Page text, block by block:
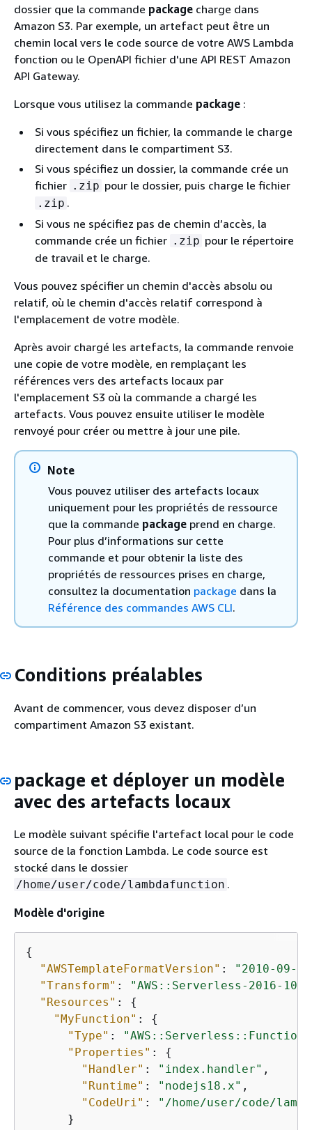
dossier que la commande package charge dans
Amazon S3. Par exemple, un artefact peut être un
chemin local vers le code source de votre AWS Lambda
fonction ou le OpenAPI fichier d'une API REST Amazon
API Gateway.
Lorsque vous utilisez la commande package :
Si vous spécifiez un fichier, la commande le charge
directement dans le compartiment S3.
Si vous spécifiez un dossier, la commande crée un
fichier .zip pour le dossier, puis charge le fichier
.zip .
Si vous ne spécifiez pas de chemin d’accès, la
commande crée un fichier .zip pour le répertoire
de travail et le charge.
Vous pouvez spécifier un chemin d'accès absolu ou
relatif, où le chemin d'accès relatif correspond à
l'emplacement de votre modèle.
Après avoir chargé les artefacts, la commande renvoie
une copie de votre modèle, en remplaçant les
références vers des artefacts locaux par
l'emplacement S3 où la commande a chargé les
artefacts. Vous pouvez ensuite utiliser le modèle
renvoyé pour créer ou mettre à jour une pile.
Note
Vous pouvez utiliser des artefacts locaux
uniquement pour les propriétés de ressource
que la commande package prend en charge.
Pour plus d’informations sur cette
commande et pour obtenir la liste des
propriétés de ressources prises en charge,
consultez la documentation package dans la
Référence des commandes AWS CLI.
Conditions préalables
Avant de commencer, vous devez disposer d’un
compartiment Amazon S3 existant.
package et déployer un modèle
avec des artefacts locaux
Le modèle suivant spécifie l'artefact local pour le code
source de la fonction Lambda. Le code source est
stocké dans le dossier
/home/user/code/lambdafunction .
Modèle d'origine
{
"AWSTemplateFormatVersion" :
"2010-09-
"Transform" :
"AWS::Serverless-2016-10-
"Resources" : {
"MyFunction" : {
"Type" : "AWS::Serverless::Function"
"Properties" : {
"Handler" : "index.handler" ,
"Runtime" : "nodejs18.x" ,
"CodeUri" :
"/home/user/code/
      }